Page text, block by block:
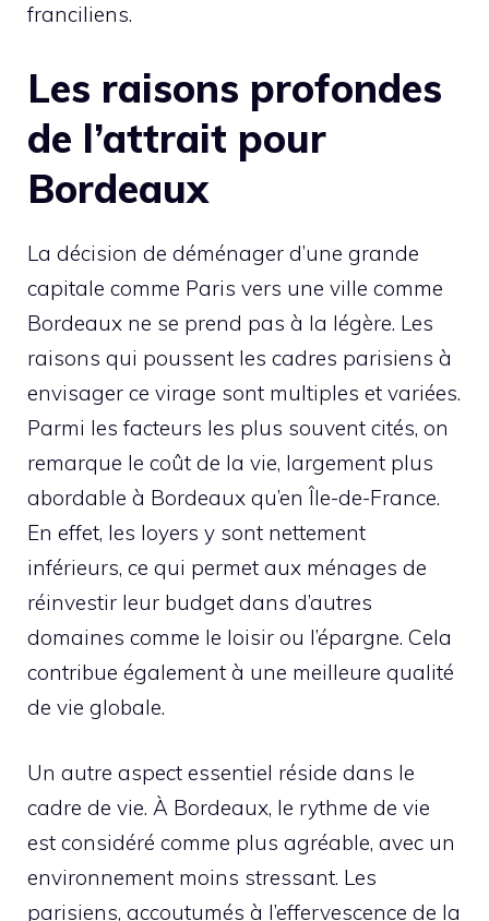
franciliens.
Les raisons profondes
de l’attrait pour
Bordeaux
La décision de déménager d’une grande
capitale comme Paris vers une ville comme
Bordeaux ne se prend pas à la légère. Les
raisons qui poussent les cadres parisiens à
envisager ce virage sont multiples et variées.
Parmi les facteurs les plus souvent cités, on
remarque le coût de la vie, largement plus
abordable à Bordeaux qu’en Île-de-France.
En effet, les loyers y sont nettement
inférieurs, ce qui permet aux ménages de
réinvestir leur budget dans d’autres
domaines comme le loisir ou l’épargne. Cela
contribue également à une meilleure qualité
de vie globale.
Un autre aspect essentiel réside dans le
cadre de vie. À Bordeaux, le rythme de vie
est considéré comme plus agréable, avec un
environnement moins stressant. Les
parisiens, accoutumés à l’effervescence de la